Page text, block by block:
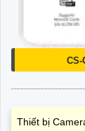
CS-
Thiết bị